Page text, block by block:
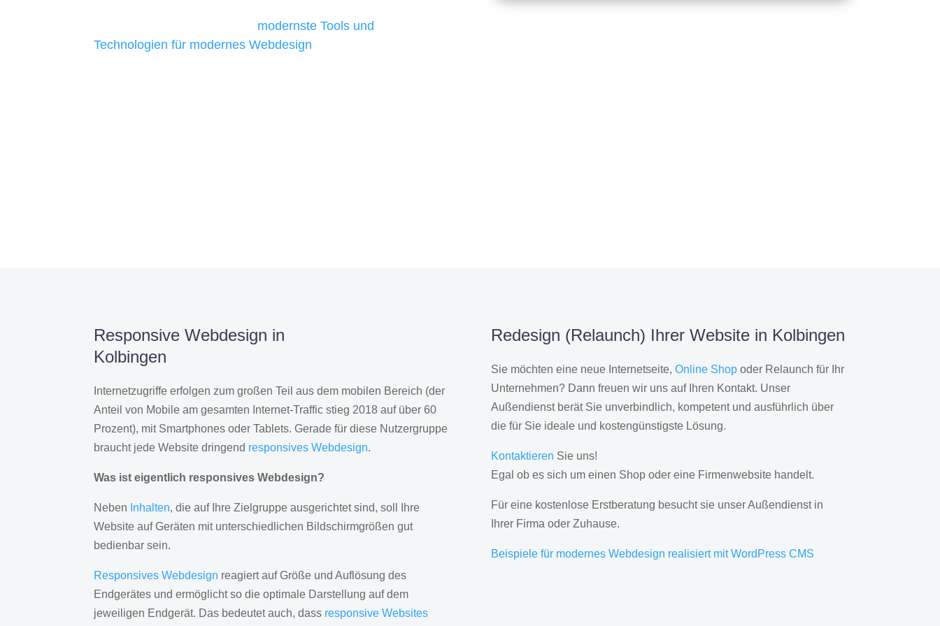
modernste Tools und
Technologien für modernes Webdesign
Responsive Webdesign in
Kolbingen
Internetzugriffe erfolgen zum großen Teil aus dem mobilen Bereich (der
Anteil von Mobile am gesamten Internet-Traffic stieg 2018 auf über 60
Prozent), mit Smartphones oder Tablets. Gerade für diese Nutzergruppe
braucht jede Website dringend responsives Webdesign.
Was ist eigentlich responsives Webdesign?
Neben Inhalten, die auf Ihre Zielgruppe ausgerichtet sind, soll Ihre
Website auf Geräten mit unterschiedlichen Bildschirmgrößen gut
bedienbar sein.
Responsives Webdesign reagiert auf Größe und Auflösung des
Endgerätes und ermöglicht so die optimale Darstellung auf dem
jeweiligen Endgerät. Das bedeutet auch, dass responsive Websites
Redesign (Relaunch) Ihrer Website in Kolbingen
Sie möchten eine neue Internetseite, Online Shopoder Relaunch für Ihr
Unternehmen? Dann freuen wir uns auf Ihren Kontakt. Unser
Außendienst berät Sie unverbindlich, kompetent und ausführlich über
die für Sie ideale und kostengünstigste Lösung.
Kontaktieren Sie uns!
Egal ob es sich um einen Shop oder eine Firmenwebsite handelt.
Für eine kostenlose Erstberatung besucht sie unser Außendienst in
Ihrer Firma oder Zuhause.
Beispiele für modernes Webdesign realisiert mit WordPress CMS